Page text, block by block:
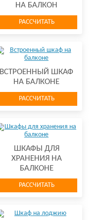
НА БАЛКОН
РАССЧИТАТЬ
ВСТРОЕННЫЙ ШКАФ
НА БАЛКОНЕ
РАССЧИТАТЬ
ШКАФЫ ДЛЯ
ХРАНЕНИЯ НА
БАЛКОНЕ
РАССЧИТАТЬ